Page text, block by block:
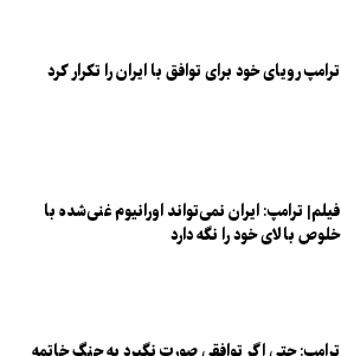
ترامپ رویای خود برای توافق با ایران را تکرار کرد
فیلم| ترامپ: ایران نمی‌تواند اورانیوم غنی‌شده با
خلوص بالای خود را نگه دارد